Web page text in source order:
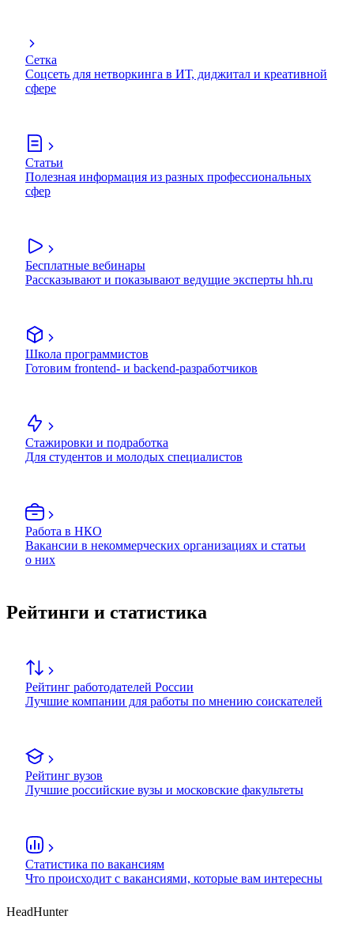
Сетка
Соцсеть для нетворкинга в ИТ, диджитал и креативной
сфере
Статьи
Полезная информация из разных профессиональных
сфер
Бесплатные вебинары
Рассказывают и показывают ведущие эксперты hh.ru
Школа программистов
Готовим frontend- и backend-разработчиков
Стажировки и подработка
Для студентов и молодых специалистов
Работа в НКО
Вакансии в некоммерческих организациях и статьи
о них
Рейтинги и статистика
Рейтинг работодателей России
Лучшие компании для работы по мнению соискателей
Рейтинг вузов
Лучшие российские вузы и московские факультеты
Статистика по вакансиям
Что происходит с вакансиями, которые вам интересны
HeadHunter